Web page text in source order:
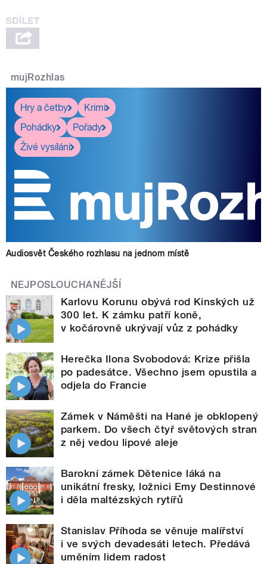
mujRozhlas
Hry a četby
Krimi
Pohádky
Pořady
Živé vysílání
Audiosvět Českého rozhlasu na jednom místě
NEJPOSLOUCHANĚJŠÍ
Karlovu Korunu obývá rod Kinských už
300 let. K zámku patří koně,
v kočárovně ukrývají vůz z pohádky
Herečka Ilona Svobodová: Krize přišla
po padesátce. Všechno jsem opustila a
odjela do Francie
Zámek v Náměšti na Hané je obklopený
parkem. Do všech čtyř světových stran
z něj vedou lipové aleje
Barokní zámek Dětenice láká na
unikátní fresky, ložnici Emy Destinnové
i děla maltézských rytířů
Stanislav Příhoda se věnuje malířství
i ve svých devadesáti letech. Předává
uměním lidem radost